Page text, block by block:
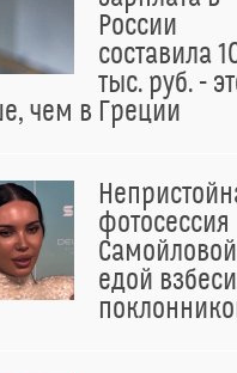
России
составила
тыс. руб. -
чем в Греции
фотосессия
едой